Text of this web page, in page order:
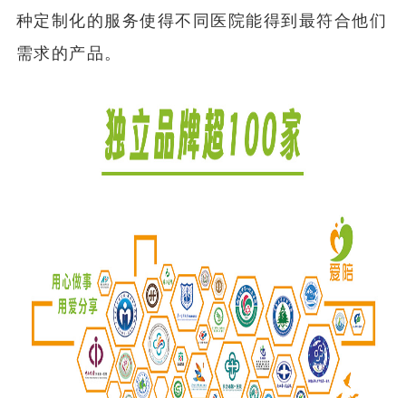
种定制化的服务使得不同医院能得到最符合他们
需求的产品。